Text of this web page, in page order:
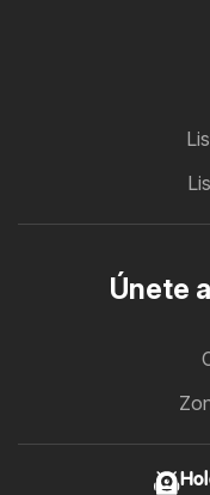
Únete